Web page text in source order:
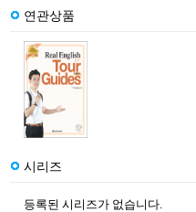
연관상품
시리즈
등록된 시리즈가 없습니다.